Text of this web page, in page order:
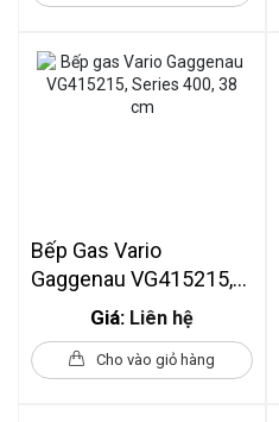
Bếp Gas Vario
Gaggenau VG415215,
Series 400, 38 Cm
Giá: Liên hệ
Cho vào giỏ hàng